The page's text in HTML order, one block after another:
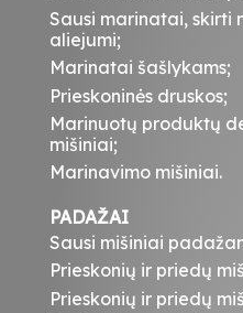
Sausi marinatai, skirti
aliejumi;
Marinatai šašlykams;
Prieskoninės druskos;
Marinuotų produktų
mišiniai;
Marinavimo mišiniai.
PADAŽAI
Sausi mišiniai
Prieskonių ir priedų
Prieskonių ir priedų